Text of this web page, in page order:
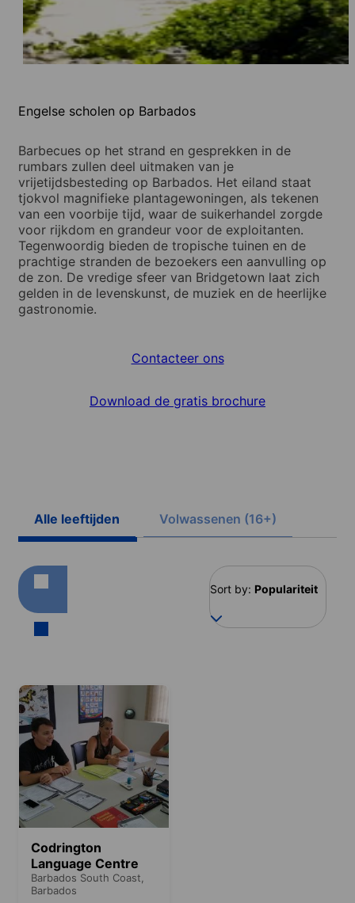
Engelse scholen op Barbados
Barbecues op het strand en gesprekken in de
rumbars zullen deel uitmaken van je
vrijetijdsbesteding op Barbados. Het eiland staat
tjokvol magnifieke plantagewoningen, als tekenen
van een voorbije tijd, waar de suikerhandel zorgde
voor rijkdom en grandeur voor de exploitanten.
Tegenwoordig bieden de tropische tuinen en de
prachtige stranden de bezoekers een aanvulling op
de zon. De vredige sfeer van Bridgetown laat zich
gelden in de levenskunst, de muziek en de heerlijke
gastronomie.
Contacteer ons
Download de gratis brochure
Alle leeftijden Volwassenen (16+)
Sort by: Populariteit
Codrington
Language Centre
Barbados South Coast,
Barbados